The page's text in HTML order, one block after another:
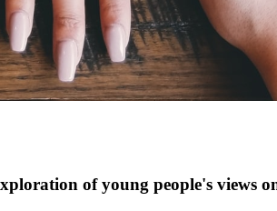
of young people's views